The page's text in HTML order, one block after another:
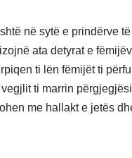
në sytë e prindërve
ata detyrat e
ti lën fëmijët ti
ti marrin
me hallakt e jetës